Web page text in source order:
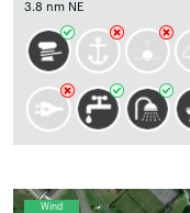
3.8 nm NE
Wind